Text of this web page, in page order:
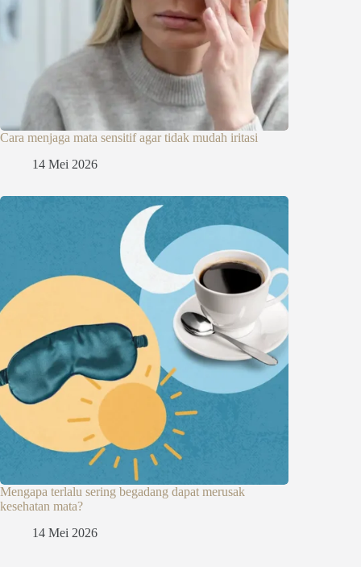
Cara menjaga mata sensitif agar tidak mudah iritasi
14 Mei 2026
Mengapa terlalu sering begadang dapat merusak
kesehatan mata?
14 Mei 2026